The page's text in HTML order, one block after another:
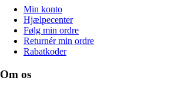
Min konto
Hjælpecenter
Følg min ordre
Returnér min ordre
Rabatkoder
Om os